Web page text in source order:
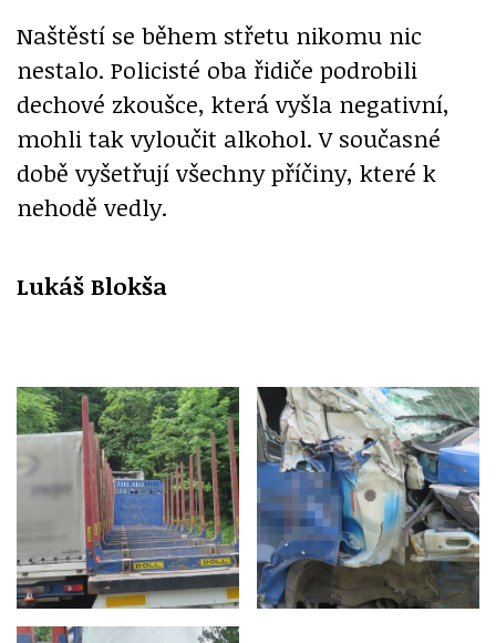
Naštěstí se během střetu nikomu nic
nestalo. Policisté oba řidiče podrobili
dechové zkoušce, která vyšla negativní,
mohli tak vyloučit alkohol. V současné
době vyšetřují všechny příčiny, které k
nehodě vedly.
Lukáš Blokša